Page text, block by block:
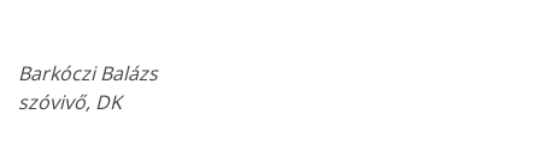
Barkóczi Balázs
szóvivő, DK